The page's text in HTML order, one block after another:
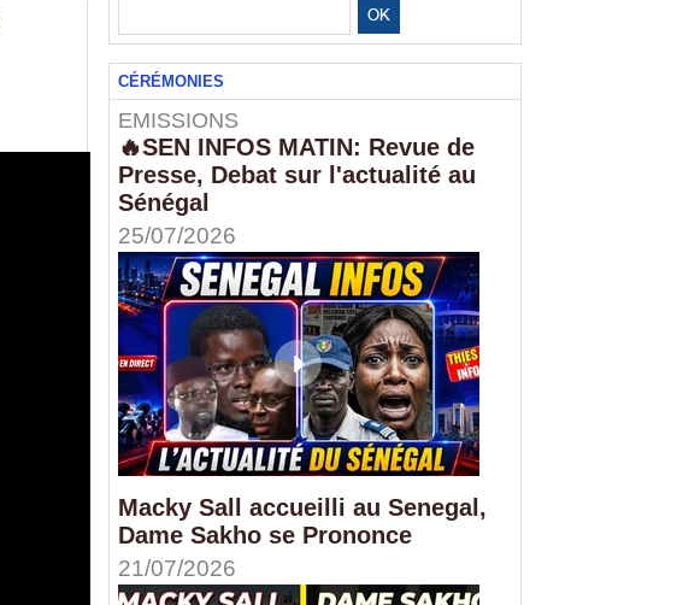
CÉRÉMONIES
EMISSIONS
🔥SEN INFOS MATIN: Revue de
Presse, Debat sur l'actualité au
Sénégal
25/07/2026
Macky Sall accueilli au Senegal,
Dame Sakho se Prononce
21/07/2026